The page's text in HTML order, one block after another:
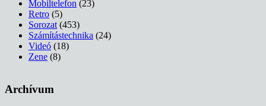
Mobiltelefon (23)
Retro (5)
Sorozat (453)
Számítástechnika (24)
Videó (18)
Zene (8)
Archívum